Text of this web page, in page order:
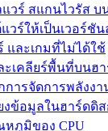
วร์ สแกนไวรัส บ
วร์ให้เป็นเวอร์ชั
และเกมที่ไม่ได้ใช้
ะเคลียร์พื้นที่บนฮ
การจัดการพลังงา
ข้อมูลในฮาร์ดดิส
ภูมิของ CPU